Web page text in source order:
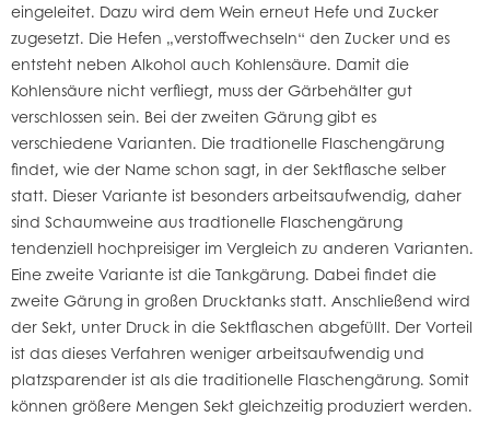
eingeleitet. Dazu wird dem Wein erneut Hefe und Zucker
zugesetzt. Die Hefen „verstoffwechseln“ den Zucker und es
entsteht neben Alkohol auch Kohlensäure. Damit die
Kohlensäure nicht verfliegt, muss der Gärbehälter gut
verschlossen sein. Bei der zweiten Gärung gibt es
verschiedene Varianten. Die tradtionelle Flaschengärung
findet, wie der Name schon sagt, in der Sektflasche selber
statt. Dieser Variante ist besonders arbeitsaufwendig, daher
sind Schaumweine aus tradtionelle Flaschengärung
tendenziell hochpreisiger im Vergleich zu anderen Varianten.
Eine zweite Variante ist die Tankgärung. Dabei findet die
zweite Gärung in großen Drucktanks statt. Anschließend wird
der Sekt, unter Druck in die Sektflaschen abgefüllt. Der Vorteil
ist das dieses Verfahren weniger arbeitsaufwendig und
platzsparender ist als die traditionelle Flaschengärung. Somit
können größere Mengen Sekt gleichzeitig produziert werden.